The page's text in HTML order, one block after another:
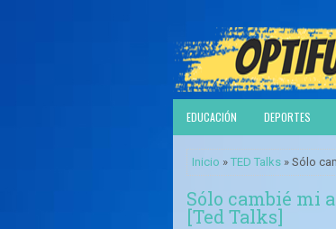
EDUCACIÓN DEPORTES
Inicio » TED Talks » Sólo
Sólo cambié mi
[Ted Talks]